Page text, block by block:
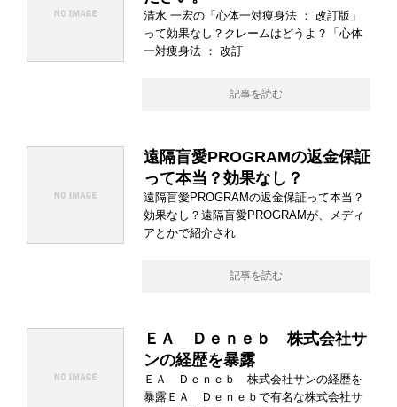
清水 一宏の「心体一対痩身法 ： 改訂版」
って効果なし？クレームはどうよ？「心体
一対痩身法 ： 改訂
記事を読む
遠隔盲愛PROGRAMの返金保証
って本当？効果なし？
遠隔盲愛PROGRAMの返金保証って本当？
効果なし？遠隔盲愛PROGRAMが、メディ
アとかで紹介され
記事を読む
ＥＡ Ｄｅｎｅｂ 株式会社サ
ンの経歴を暴露
ＥＡ Ｄｅｎｅｂ 株式会社サンの経歴を
暴露ＥＡ Ｄｅｎｅｂで有名な株式会社サ